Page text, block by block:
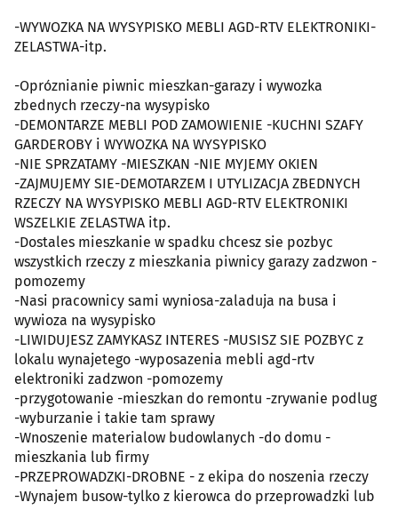
-WYWOZKA NA WYSYPISKO MEBLI AGD-RTV ELEKTRONIKI-
ZELASTWA-itp.
-Opróznianie piwnic mieszkan-garazy i wywozka
zbednych rzeczy-na wysypisko
-DEMONTARZE MEBLI POD ZAMOWIENIE -KUCHNI SZAFY
GARDEROBY i WYWOZKA NA WYSYPISKO
-NIE SPRZATAMY -MIESZKAN -NIE MYJEMY OKIEN
-ZAJMUJEMY SIE-DEMOTARZEM I UTYLIZACJA ZBEDNYCH
RZECZY NA WYSYPISKO MEBLI AGD-RTV ELEKTRONIKI
WSZELKIE ZELASTWA itp.
-Dostales mieszkanie w spadku chcesz sie pozbyc
wszystkich rzeczy z mieszkania piwnicy garazy zadzwon -
pomozemy
-Nasi pracownicy sami wyniosa-zaladuja na busa i
wywioza na wysypisko
-LIWIDUJESZ ZAMYKASZ INTERES -MUSISZ SIE POZBYC z
lokalu wynajetego -wyposazenia mebli agd-rtv
elektroniki zadzwon -pomozemy
-przygotowanie -mieszkan do remontu -zrywanie podlug
-wyburzanie i takie tam sprawy
-Wnoszenie materialow budowlanych -do domu -
mieszkania lub firmy
-PRZEPROWADZKI-DROBNE - z ekipa do noszenia rzeczy
-Wynajem busow-tylko z kierowca do przeprowadzki lub